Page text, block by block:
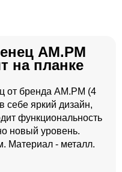
AM.PM
на планке
от бренда AM.PM (4
себе яркий дизайн,
функциональность
новый уровень.
Материал - металл.